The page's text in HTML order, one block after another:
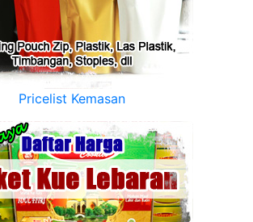
Pricelist Kemasan